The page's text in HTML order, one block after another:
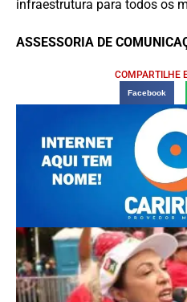
infraestrutura para todos os
ASSESSORIA DE
COMPARTILHE
Facebook